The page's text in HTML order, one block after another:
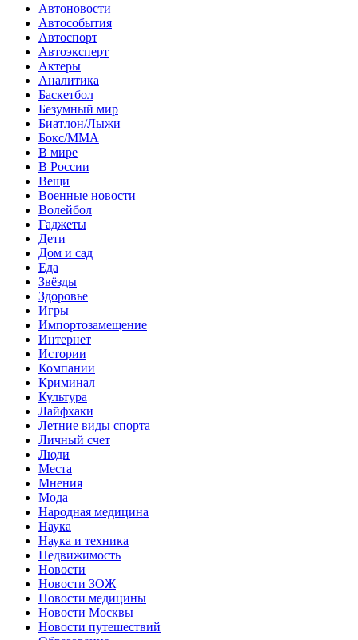
Автоновости
Автособытия
Автоспорт
Автоэксперт
Актеры
Аналитика
Баскетбол
Безумный мир
Биатлон/Лыжи
Бокс/MMA
В мире
В России
Вещи
Военные новости
Волейбол
Гаджеты
Дети
Дом и сад
Еда
Звёзды
Здоровье
Игры
Импортозамещение
Интернет
Истории
Компании
Криминал
Культура
Лайфхаки
Летние виды спорта
Личный счет
Люди
Места
Мнения
Мода
Народная медицина
Наука
Наука и техника
Недвижимость
Новости
Новости ЗОЖ
Новости медицины
Новости Москвы
Новости путешествий